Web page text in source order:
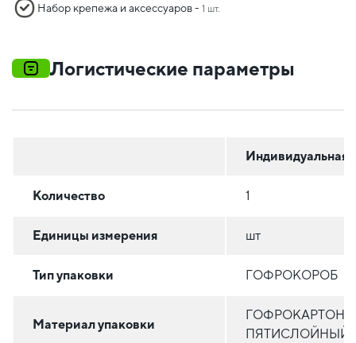
Набор крепежа и аксессуаров - 1 шт.
Логистические параметры
Индивидуальная
Количество 1
Единицы измерения шт
Тип упаковки ГОФРОКОРОБ
Материал упаковки
ГОФРОКАРТОН
ПЯТИСЛОЙНЫЙ